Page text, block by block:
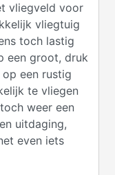
vliegveld voor
vliegtuig
toch lastig
een groot, druk
een rustig
te vliegen
weer een
uitdaging,
even iets